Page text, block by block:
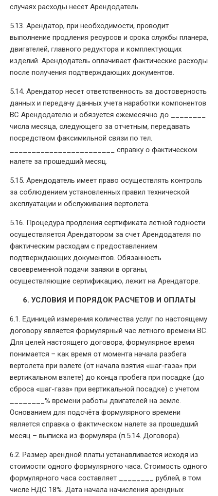
случаях расходы несет Арендодатель.
5.13. Арендатор, при необходимости, проводит
выполнение продления ресурсов и срока службы планера,
двигателей, главного редуктора и комплектующих
изделий. Арендодатель оплачивает фактические расходы
после получения подтверждающих документов.
5.14. Арендатор несет ответственность за достоверность
данных и передачу данных учета наработки компонентов
ВС Арендодателю и обязуется ежемесячно до ________
числа месяца, следующего за отчетным, передавать
посредством факсимильной связи по тел.
________________________ справку о фактическом
налете за прошедший месяц.
5.15. Арендодатель имеет право осуществлять контроль
за соблюдением установленных правил технической
эксплуатации и обслуживания вертолета.
5.16. Процедура продления сертификата летной годности
осуществляется Арендатором за счет Арендодателя по
фактическим расходам с предоставлением
подтверждающих документов. Обязанность
своевременной подачи заявки в органы,
осуществляющие сертификацию, лежит на Арендаторе.
6. УСЛОВИЯ И ПОРЯДОК РАСЧЕТОВ И ОПЛАТЫ
6.1. Единицей измерения количества услуг по настоящему
договору является формулярный час лётного времени ВС.
Для целей настоящего договора, формулярное время
понимается – как время от момента начала разбега
вертолета при взлете (от начала взятия «шаг-газа» при
вертикальном взлете) до конца пробега при посадке (до
сброса «шаг-газа» при вертикальной посадке) с учетом
________% времени работы двигателей на земле.
Основанием для подсчёта формулярного времени
является справка о фактическом налете за прошедший
месяц – выписка из формуляра (п.5.14. Договора).
6.2. Размер арендной платы устанавливается исходя из
стоимости одного формулярного часа. Стоимость одного
формулярного часа составляет ________ рублей, в том
числе НДС 18%. Дата начала начисления арендных